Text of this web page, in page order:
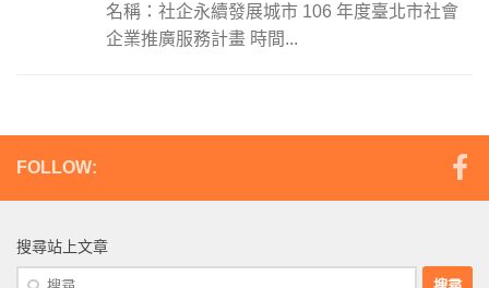
名稱：社企永續發展城市 106 年度臺北市社會
企業推廣服務計畫 時間...
FOLLOW:
搜尋站上文章
搜